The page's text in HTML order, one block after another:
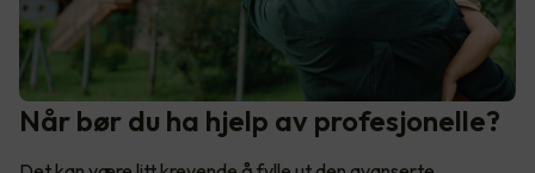
Når bør du ha hjelp av profesjonelle?